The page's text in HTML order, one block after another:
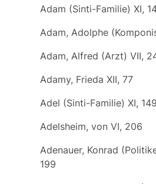
Adam (Sinti-Familie) XI,
Adam, Adolphe
Adam, Alfred (Arzt) VII,
Adamy, Frieda XII, 77
Adel (Sinti-Familie) XI, 149
Adelsheim, von VI, 206
Adenauer, Konrad
199